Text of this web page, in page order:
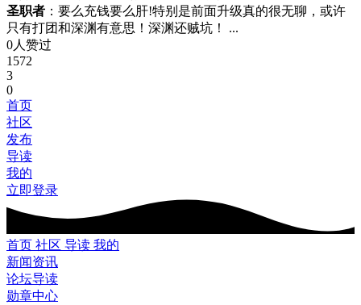
圣职者 ：要么充钱要么肝!特别是前面升级真的很无聊，或许
只有打团和深渊有意思！深渊还贼坑！ ...
0人赞过
1572
3
0
首页
社区
发布
导读
我的
立即登录
首页 社区 导读 我的
新闻资讯
论坛导读
勋章中心